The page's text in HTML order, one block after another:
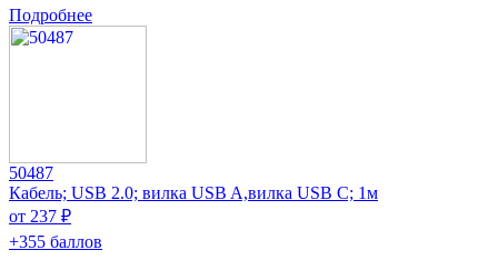
Подробнее
50487
Кабель; USB 2.0; вилка USB A,вилка USB C; 1м
от 237 ₽
+355 баллов